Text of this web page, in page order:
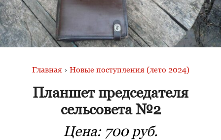
Главная › Новые поступления (лето 2024)
Планшет председателя
сельсовета №2
Цена: 700 руб.